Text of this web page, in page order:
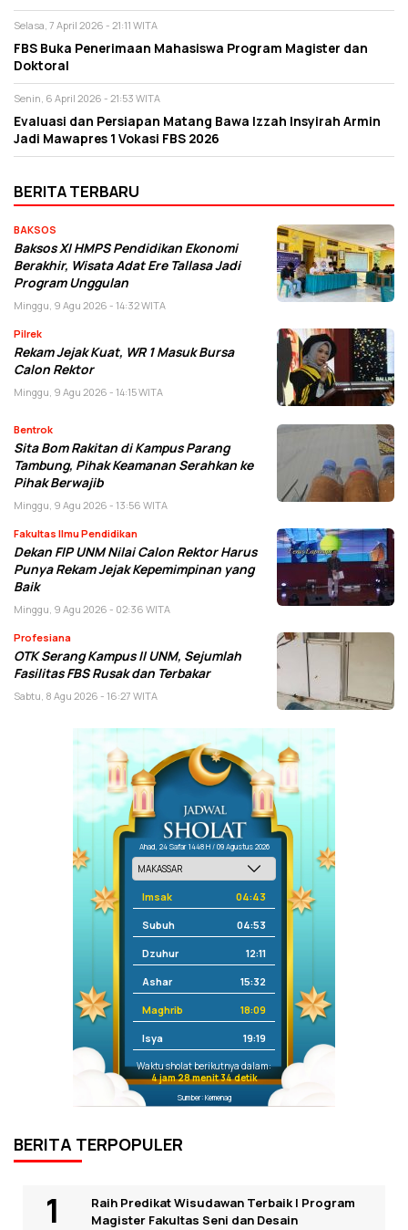
Selasa, 7 April 2026 - 21:11 WITA
FBS Buka Penerimaan Mahasiswa Program Magister dan
Doktoral
Senin, 6 April 2026 - 21:53 WITA
Evaluasi dan Persiapan Matang Bawa Izzah Insyirah Armin
Jadi Mawapres 1 Vokasi FBS 2026
BERITA TERBARU
BAKSOS
Baksos XI HMPS Pendidikan Ekonomi
Berakhir, Wisata Adat Ere Tallasa Jadi
Program Unggulan
Minggu, 9 Agu 2026 - 14:32 WITA
Pilrek
Rekam Jejak Kuat, WR 1 Masuk Bursa
Calon Rektor
Minggu, 9 Agu 2026 - 14:15 WITA
Bentrok
Sita Bom Rakitan di Kampus Parang
Tambung, Pihak Keamanan Serahkan ke
Pihak Berwajib
Minggu, 9 Agu 2026 - 13:56 WITA
Fakultas Ilmu Pendidikan
Dekan FIP UNM Nilai Calon Rektor Harus
Punya Rekam Jejak Kepemimpinan yang
Baik
Minggu, 9 Agu 2026 - 02:36 WITA
Profesiana
OTK Serang Kampus II UNM, Sejumlah
Fasilitas FBS Rusak dan Terbakar
Sabtu, 8 Agu 2026 - 16:27 WITA
Ahad, 24 Safar 1448 H / 09 Agustus 2026
Imsak 04:43
Subuh 04:53
Dzuhur 12:11
Ashar 15:32
Maghrib 18:09
Isya 19:19
Waktu sholat berikutnya dalam:
4 jam 28 menit 34 detik
Sumber: Kemenag
BERITA TERPOPULER
Raih Predikat Wisudawan Terbaik I Program
Magister Fakultas Seni dan Desain